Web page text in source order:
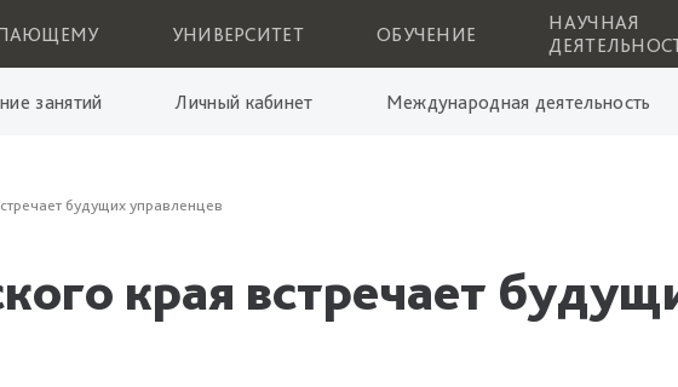
УНИВЕРСИТЕТ ОБУЧЕНИЕ
НАУЧНАЯ
занятий Личный кабинет Международная деятельность
будущих управленцев
края встречает